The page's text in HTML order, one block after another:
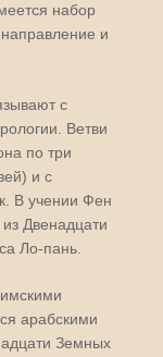
набор
и
с
Ветви
по три
и с
В учении Фен
Двенадцати
Ло-пань.
арабскими
Земных